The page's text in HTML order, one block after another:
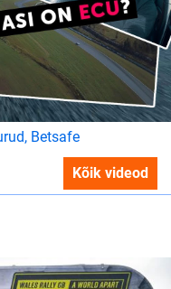
Betsafe
Kõik videod